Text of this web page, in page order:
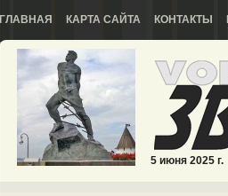
ГЛАВНАЯ КАРТА САЙТА КОНТАКТЫ
5 июня 2025 г.